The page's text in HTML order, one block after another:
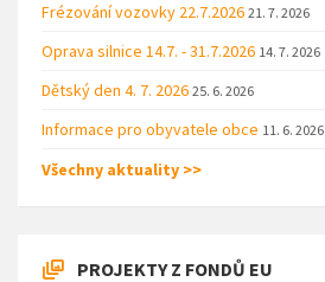
Frézování vozovky 22.7.2026 21. 7. 2026
Oprava silnice 14.7. - 31.7.2026 14. 7. 2026
Dětský den 4. 7. 2026 25. 6. 2026
Informace pro obyvatele obce 11. 6. 2026
Všechny aktuality >>
PROJEKTY Z FONDŮ EU